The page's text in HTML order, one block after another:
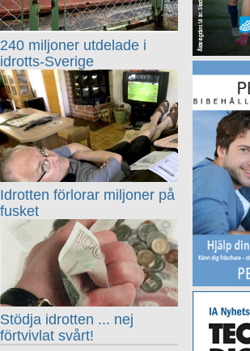
240 miljoner utdelade i
idrotts-Sverige
Idrotten förlorar miljoner på
fusket
Stödja idrotten ... nej
förtvivlat svårt!